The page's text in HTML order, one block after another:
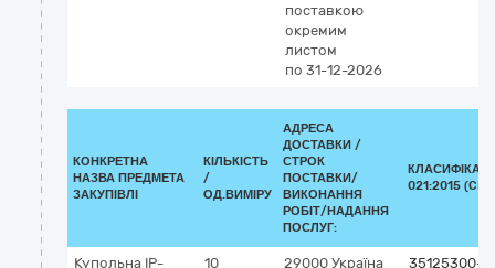
поставкою
окремим
листом
по 31-12-2026
КОНКРЕТНА
НАЗВА ПРЕДМЕТА
ЗАКУПІВЛІ
КІЛЬКІСТЬ
/
ОД.ВИМІРУ
АДРЕСА
ДОСТАВКИ /
СТРОК
ПОСТАВКИ/
ВИКОНАННЯ
РОБІТ/НАДАННЯ
ПОСЛУГ:
021:2015
Купольна IP- 10 29000 Україна 35125300-2